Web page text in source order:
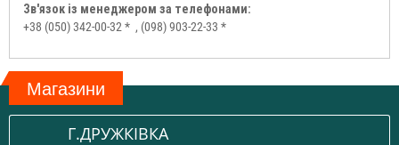
Зв'язок із менеджером за телефонами:
+38 (050) 342-00-32 * , (098) 903-22-33 *
Магазини
Г.ДРУЖКІВКА